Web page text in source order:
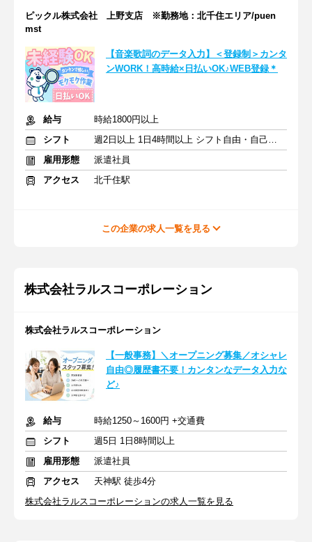
ピックル株式会社 上野支店 ※勤務地：北千住エリア/puen
mst
【音楽歌詞のデータ入力】＜登録制＞カンタ
ンWORK！高時給×日払いOK♪WEB登録＊
給与
時給1800円以上
シフト
週2日以上 1日4時間以上 シフト自由・自己申告
雇用形態
派遣社員
アクセス
北千住駅
この企業の求人一覧を見る
株式会社ラルスコーポレーション
株式会社ラルスコーポレーション
【一般事務】＼オープニング募集／オシャレ
自由◎履歴書不要！カンタンなデータ入力な
ど♪
給与
時給1250～1600円 +交通費
シフト
週5日 1日8時間以上
雇用形態
派遣社員
アクセス
天神駅 徒歩4分
株式会社ラルスコーポレーションの求人一覧を見る